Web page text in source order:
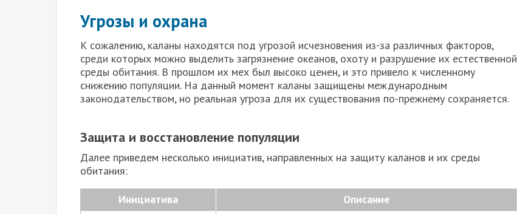
Угрозы и охрана
К сожалению, каланы находятся под угрозой исчезновения из-за различных факторов,
среди которых можно выделить загрязнение океанов, охоту и разрушение их естественной
среды обитания. В прошлом их мех был высоко ценен, и это привело к численному
снижению популяции. На данный момент каланы защищены международным
законодательством, но реальная угроза для их существования по-прежнему сохраняется.
Защита и восстановление популяции
Далее приведем несколько инициатив, направленных на защиту каланов и их среды
обитания:
Инициатива Описание